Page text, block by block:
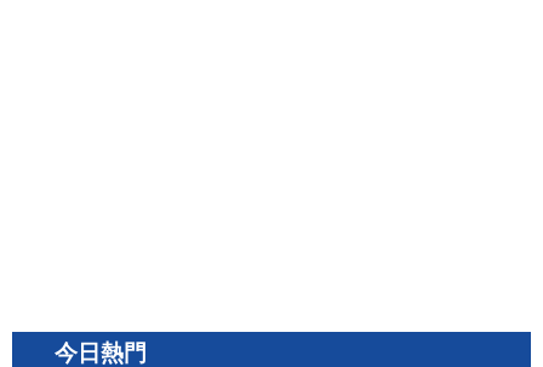
今日熱門